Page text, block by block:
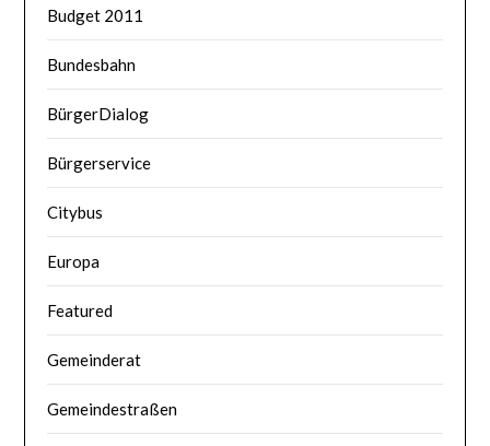
Budget 2011
Bundesbahn
BürgerDialog
Bürgerservice
Citybus
Europa
Featured
Gemeinderat
Gemeindestraßen